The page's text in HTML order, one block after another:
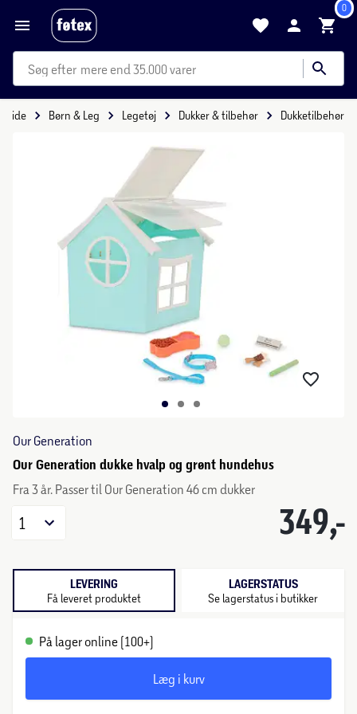
0
mere end 35.000 varer
Børn & Leg Legetøj Dukker & tilbehør Dukketilbehør
Our Generation
Our Generation dukke hvalp og grønt hundehus
Fra 3 år. Passer til Our Generation 46 cm dukker
349,-
1
LEVERING
Få leveret produktet
LAGERSTATUS
Se lagerstatus i butikker
På lager online (100+)
Læg i kurv